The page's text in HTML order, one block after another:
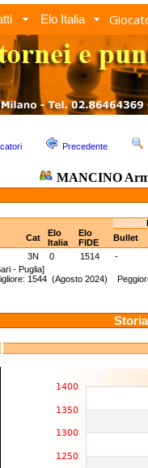
Elo Italia
Precedente
MANCINO
Cat
Elo
Italia
Elo
FIDE
Bullet
3N 0 1514
-
- Puglia]
1544 (Agosto 2024)